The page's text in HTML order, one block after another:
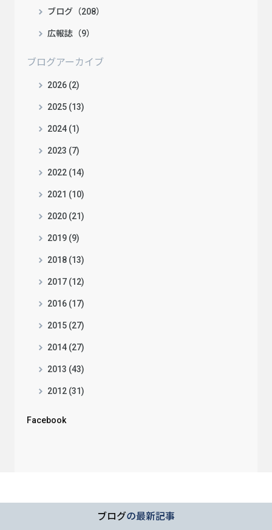
ブログ（208）
広報誌（9）
ブログアーカイブ
2026 (2)
2025 (13)
2024 (1)
2023 (7)
2022 (14)
2021 (10)
2020 (21)
2019 (9)
2018 (13)
2017 (12)
2016 (17)
2015 (27)
2014 (27)
2013 (43)
2012 (31)
Facebook
ブログの最新記事